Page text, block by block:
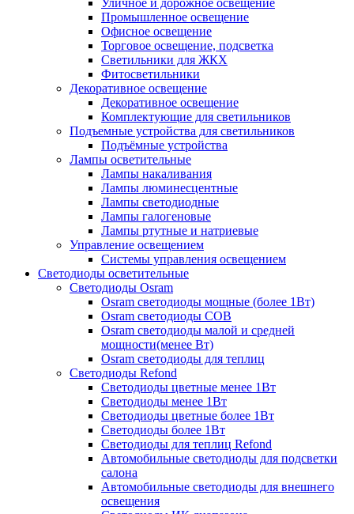
Промышленное освещение
Офисное освещение
Торговое освещение, подсветка
Светильники для ЖКХ
Фитосветильники
Декоративное освещение
Декоративное освещение
Комплектующие для светильников
Подъемные устройства для светильников
Подъёмные устройства
Лампы осветительные
Лампы накаливания
Лампы люминесцентные
Лампы светодиодные
Лампы галогеновые
Лампы ртутные и натриевые
Управление освещением
Системы управления освещением
Светодиоды осветительные
Светодиоды Osram
Osram светодиоды мощные (более 1Вт)
Osram светодиоды COB
Osram светодиоды малой и средней
мощности(менее Вт)
Osram светодиоды для теплиц
Светодиоды Refond
Светодиоды цветные менее 1Вт
Светодиоды менее 1Вт
Светодиоды цветные более 1Вт
Светодиоды более 1Вт
Светодиоды для теплиц Refond
Автомобильные светодиоды для подсветки
салона
Автомобильные светодиоды для внешнего
освещения